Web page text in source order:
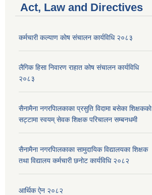
Act, Law and Directives
कर्मचारी कल्याण काेष संचालन कार्यविधि २०८३
लैगिक हिसा निवारण राहात कोष संचालन कार्यविधि
२०८३
सैनामैना नगरपािलकाका प्रसुति विदामा बसेका शिक्षककाे
सट्टामा स्वयम् सेवक शिक्षक परिचालन सम्बनधमी
सैनामैना नगरपािलकाका सामुदायिक विद्यालयका शिक्षक
तथा विद्यालय कर्मचारी छनाेट कार्यविधि २०८२
आर्थिक ऐन २०८२